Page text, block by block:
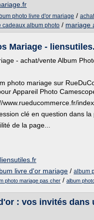
photo livre d'or mariage /
cadeaux album photo / mariage
Mariage -
- achat/vente Album
photo mariage sur
Appareil Photo
www.rueducommerce.fr/
clé en question dans
de la page...
livre d'or mariage / album
photo mariage pas cher / album
: vos invités dans